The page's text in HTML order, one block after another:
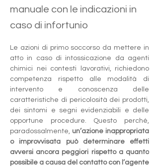
manuale con le indicazioni in
caso di infortunio
Le azioni di primo soccorso da mettere in
atto in caso di intossicazione da agenti
chimici nei contesti lavorativi, richiedono
competenza rispetto alle modalità di
intervento e conoscenza delle
caratteristiche di pericolosità dei prodotti,
dei sintomi e segni evidenziabili e delle
opportune procedure. Questo perché,
paradossalmente, un’azione inappropriata
o improvvisata può determinare effetti
avversi ancora peggiori rispetto a quanto
possibile a causa del contatto con l’agente